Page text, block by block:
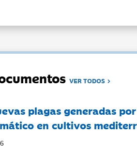
VER TODOS
plagas generadas
en cultivos